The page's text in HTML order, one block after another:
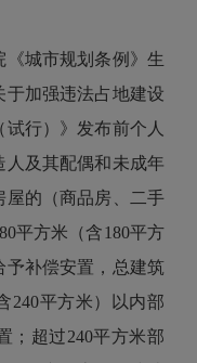
城市规划条例》生
于加强违法占地建设
行）》发布前个人
人及其配偶和未成年
屋的（商品房、二手
平方米（含180平方
予补偿安置，总建筑
240平方米）以内部
；超过240平方米部